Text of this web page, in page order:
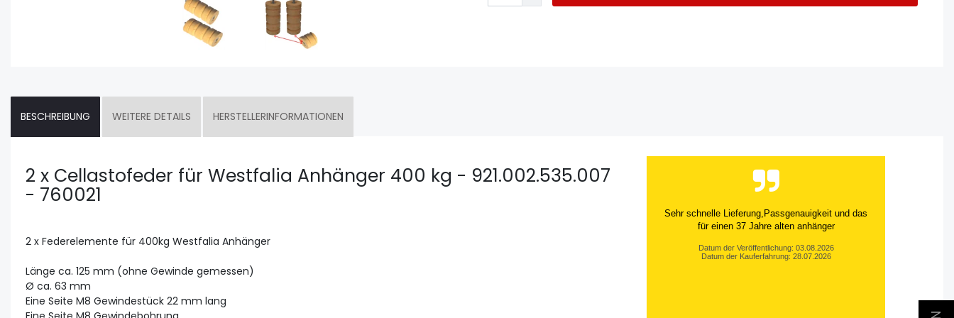
BESCHREIBUNG WEITERE DETAILS HERSTELLERINFORMATIONEN
2 x Cellastofeder für Westfalia Anhänger 400 kg - 921.002.535.007
- 760021
2 x Federelemente für 400kg Westfalia Anhänger
Länge ca. 125 mm (ohne Gewinde gemessen)
Ø ca. 63 mm
Eine Seite M8 Gewindestück 22 mm lang
Sehr schnelle Lieferung,Passgenauigkeit und das
für einen 37 Jahre alten anhänger
Datum der Veröffentlichung: 03.08.2026
Datum der Kauferfahrung: 28.07.2026